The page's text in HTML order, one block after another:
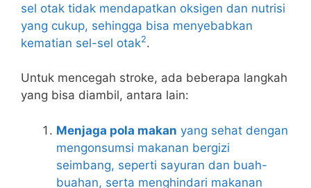
sel otak tidak mendapatkan oksigen dan nutrisi
yang cukup, sehingga bisa menyebabkan
kematian sel-sel otak2.
Untuk mencegah stroke, ada beberapa langkah
yang bisa diambil, antara lain:
Menjaga pola makan yang sehat dengan
mengonsumsi makanan bergizi
seimbang, seperti sayuran dan buah-
buahan, serta menghindari makanan